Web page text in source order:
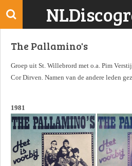
Ga
deThe Pallamino's
Groep uit St. Willebrord met o.a. Pim
Cor Dirven. Namen van de andere leden
1981